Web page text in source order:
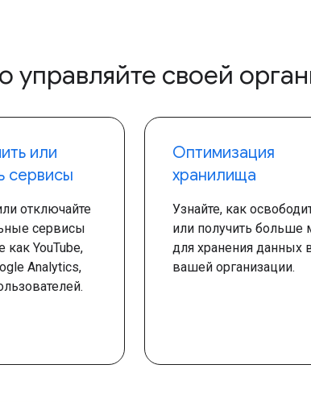
управляйте своей
или
сервисы
отключайте
сервисы
как YouTube,
Analytics,
Оптимизация
хранилища
Узнайте, как
или получить больше
для хранения данных
вашей организации.